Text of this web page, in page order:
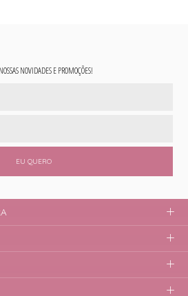
NOVIDADES E PROMOÇÕES!
EU QUERO